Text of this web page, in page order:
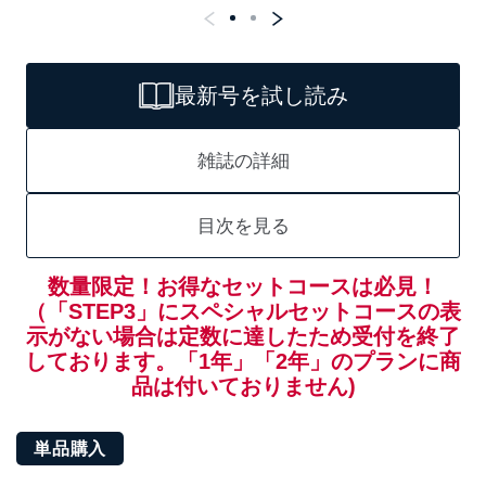
最新号を試し読み
雑誌の詳細
目次を見る
数量限定！お得なセットコースは必見！
（「STEP3」にスペシャルセットコースの表
示がない場合は定数に達したため受付を終了
しております。「1年」「2年」のプランに商
品は付いておりません)
単品購入